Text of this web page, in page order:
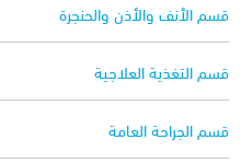
قسم الأنف والأذن والحنجرة
قسم التغذية العلاجية
قسم الجراحة العامة